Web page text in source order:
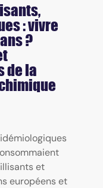
: vivre
?
de la
et
européens et